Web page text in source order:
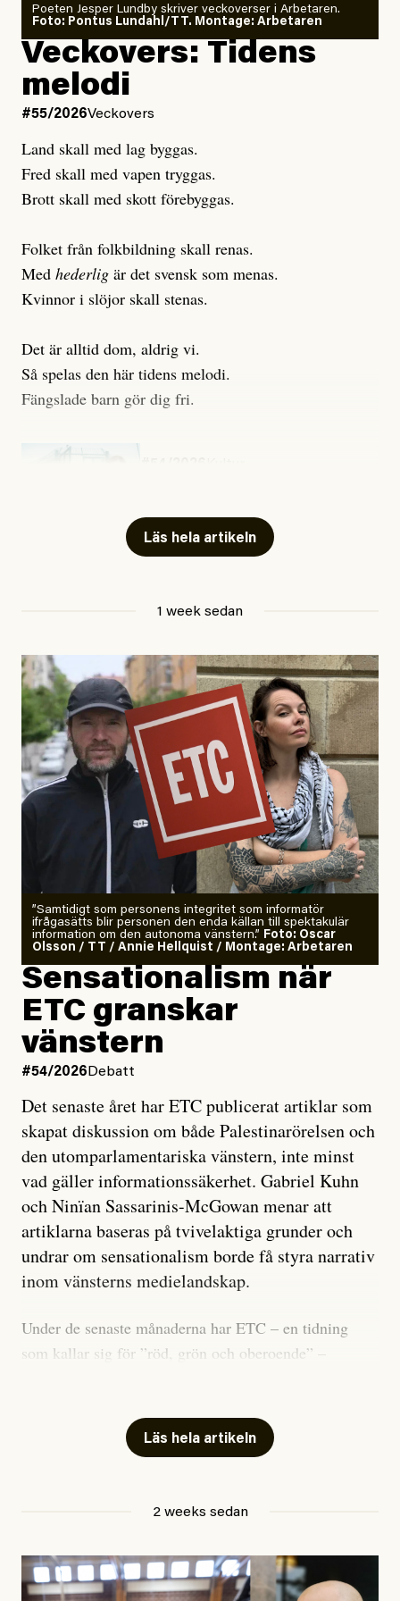
Publicerad6 August, 2026
Uppdaterad6 August, 2026
Joel Kellgren
Publicerad3 August, 2026
Uppdaterad3 August, 2026
Poeten Jesper Lundby skriver veckoverser i Arbetaren.
Foto: Pontus Lundahl/TT. Montage: Arbetaren
Veckovers: Tidens
melodi
#55/2026Veckovers
Land skall med lag byggas.
Fred skall med vapen tryggas.
Brott skall med skott förebyggas.
Folket från folkbildning skall renas.
Med hederlig är det svensk som menas.
Kvinnor i slöjor skall stenas.
Det är alltid dom, aldrig vi.
Så spelas den här tidens melodi.
Fängslade barn gör dig fri.
Läs hela artikeln
1 week sedan
”Samtidigt som personens integritet som informatör
ifrågasätts blir personen den enda källan till spektakulär
information om den autonoma vänstern.” Foto: Oscar
Olsson / TT / Annie Hellquist / Montage: Arbetaren
Sensationalism när
ETC granskar
vänstern
#54/2026 Debatt
Det senaste året har ETC publicerat artiklar som
skapat diskussion om både Palestinarörelsen och
den utomparlamentariska vänstern, inte minst
vad gäller informationssäkerhet. Gabriel Kuhn
och Ninïan Sassarinis-McGowan menar att
artiklarna baseras på tvivelaktiga grunder och
undrar om sensationalism borde få styra narrativ
inom vänsterns medielandskap.
Under de senaste månaderna har ETC – en tidning
som kallar sig för ”röd, grön och oberoende” –
skriver för? Vad betyder det att vara en ”röd, grön och
oberoende” tidning? Och vad är egentligen bra
utpekas som israelisk infiltratör”. Enligt ingressen
Läs hela artikeln
2 weeks sedan